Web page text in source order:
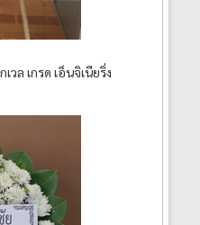
ล เกรด เอ็นจิเนียริ่ง